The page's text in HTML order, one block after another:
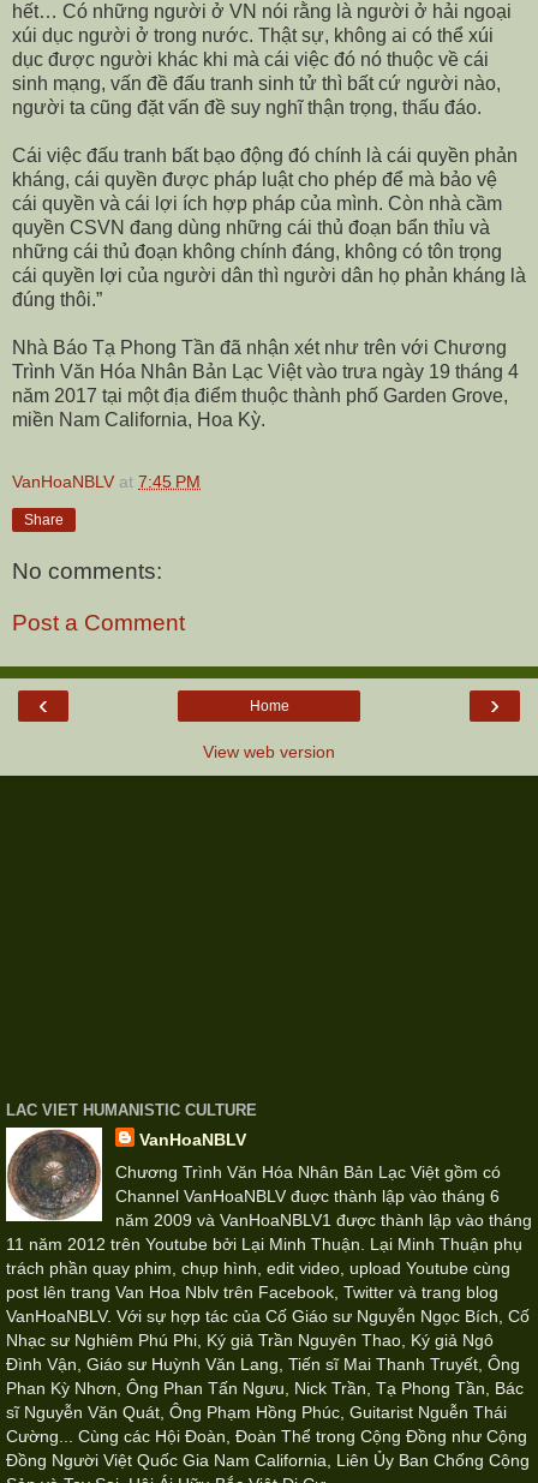
hết… Có những người ở VN nói rằng là người ở hải ngoại
xúi dục người ở trong nước. Thật sự, không ai có thể xúi
dục được người khác khi mà cái việc đó nó thuộc về cái
sinh mạng, vấn đề đấu tranh sinh tử thì bất cứ người nào,
người ta cũng đặt vấn đề suy nghĩ thận trọng, thấu đáo.
Cái việc đấu tranh bất bạo động đó chính là cái quyền phản
kháng, cái quyền được pháp luật cho phép để mà bảo vệ
cái quyền và cái lợi ích hợp pháp của mình. Còn nhà cầm
quyền CSVN đang dùng những cái thủ đoạn bẩn thỉu và
những cái thủ đoạn không chính đáng, không có tôn trọng
cái quyền lợi của người dân thì người dân họ phản kháng là
đúng thôi.”
Nhà Báo Tạ Phong Tần đã nhận xét như trên với Chương
Trình Văn Hóa Nhân Bản Lạc Việt vào trưa ngày 19 tháng 4
năm 2017 tại một địa điểm thuộc thành phố Garden Grove,
miền Nam California, Hoa Kỳ.
VanHoaNBLV at 7:45 PM
Share
No comments:
Post a Comment
‹ ›
Home
View web version
LAC VIET HUMANISTIC CULTURE
VanHoaNBLV
Chương Trình Văn Hóa Nhân Bản Lạc Việt gồm có
Channel VanHoaNBLV đuợc thành lập vào tháng 6
năm 2009 và VanHoaNBLV1 được thành lập vào tháng
11 năm 2012 trên Youtube bởi Lại Minh Thuận. Lại Minh Thuận phụ
trách phần quay phim, chụp hình, edit video, upload Youtube cùng
post lên trang Van Hoa Nblv trên Facebook, Twitter và trang blog
VanHoaNBLV. Với sự hợp tác của Cố Giáo sư Nguyễn Ngọc Bích, Cố
Nhạc sư Nghiêm Phú Phi, Ký giả Trần Nguyên Thao, Ký giả Ngô
Đình Vận, Giáo sư Huỳnh Văn Lang, Tiến sĩ Mai Thanh Truyết, Ông
Phan Kỳ Nhơn, Ông Phan Tấn Ngưu, Nick Trần, Tạ Phong Tần, Bác
sĩ Nguyễn Văn Quát, Ông Phạm Hồng Phúc, Guitarist Nguễn Thái
Cường... Cùng các Hội Đoàn, Đoàn Thể trong Cộng Đồng như Cộng
Đồng Người Việt Quốc Gia Nam California, Liên Ủy Ban Chống Cộng